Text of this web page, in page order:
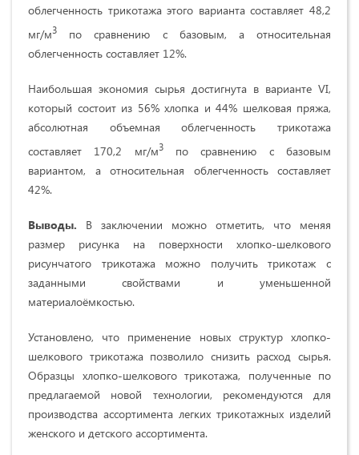
облегченность трикотажа этого варианта составляет 48,2
мг/м3 по сравнению с базовым, а относительная
облегченность составляет 12%.
Наибольшая экономия сырья достигнута в варианте VI,
который состоит из 56% хлопка и 44% шелковая пряжа,
абсолютная объемная облегченность трикотажа
составляет 170,2 мг/м3по сравнению с базовым
вариантом, а относительная облегченность составляет
42%.
Выводы. В заключении можно отметить, что меняя
размер рисунка на поверхности хлопко-шелкового
рисунчатого трикотажа можно получить трикотаж с
заданными свойствами и уменьшенной
материалоёмкостью.
Установлено, что применение новых структур хлопко-
шелкового трикотажа позволило снизить расход сырья.
Образцы хлопко-шелкового трикотажа, полученные по
предлагаемой новой технологии, рекомендуются для
производства ассортимента легких трикотажных изделий
женского и детского ассортимента.